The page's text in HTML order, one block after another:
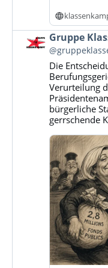
Beitrag
von
Gruppe
Klassenkampf
Bluesky
ansehen
Gruppe
Die
Verurteilung
bürgerliche
gerrschende